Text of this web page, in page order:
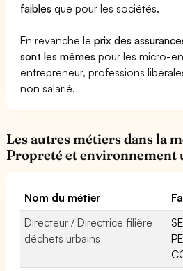
faibles que pour les sociétés.
En revanche leprix des
sont les mêmes pour les micro-
entrepreneur, professions
non salarié.
Les autres métiers dans la
Propreté et environnement
Nom du métier
Directeur / Directrice filière
déchets urbains